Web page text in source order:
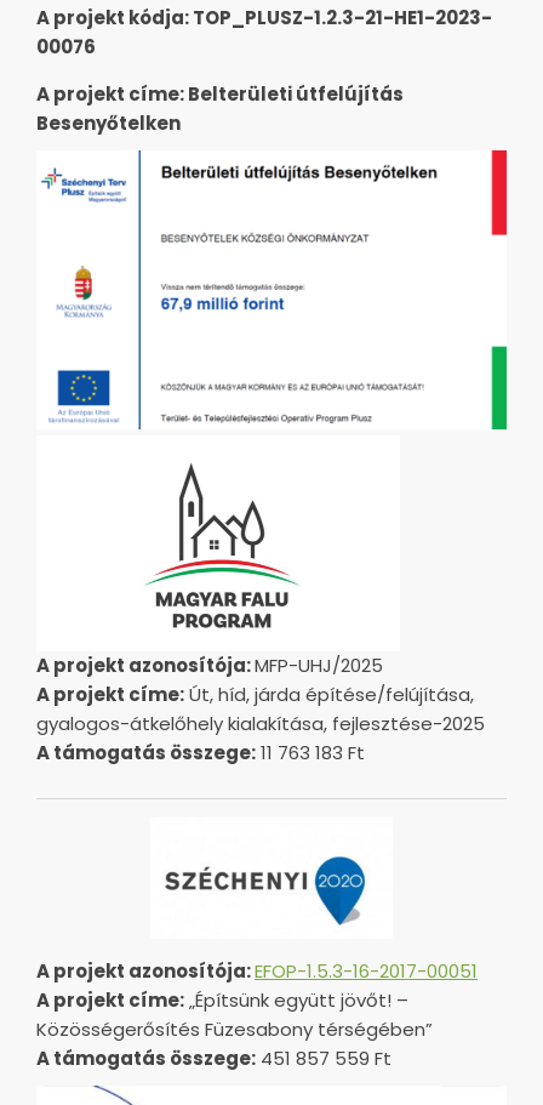
A projekt kódja: TOP_PLUSZ-1.2.3-21-HE1-2023-
00076
A projekt címe: Belterületi útfelújítás
Besenyőtelken
A projekt azonosítója:MFP-UHJ/2025
A projekt címe:Út, híd, járda építése/felújítása,
gyalogos-átkelőhely kialakítása, fejlesztése-2025
A támogatás összege:11 763 183 Ft
A projekt azonosítója:EFOP-1.5.3-16-2017-00051
A projekt címe:„Építsünk együtt jövőt! –
Közösségerősítés Füzesabony térségében”
A támogatás összege: 451 857 559 Ft